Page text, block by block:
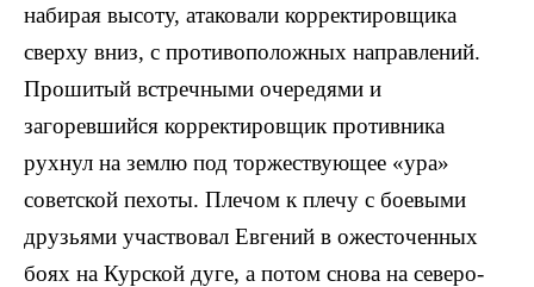
набирая высоту, атаковали корректировщика
сверху вниз, с противоположных направлений.
Прошитый встречными очередями и
загоревшийся корректировщик противни­ка
рухнул на землю под торжествующее «ура»
советской пехоты. Плечом к плечу с боевыми
друзьями участвовал Евгений в ожесточенных
боях на Курской дуге, а потом снова на северо-